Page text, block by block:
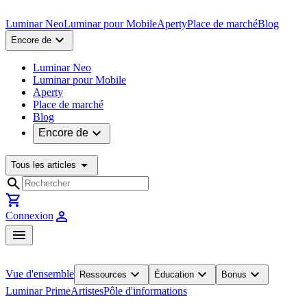
Luminar NeoLuminar pour MobileApertyPlace de marchéBlog
Encore de expand_more
Luminar Neo
Luminar pour Mobile
Aperty
Place de marché
Blog
Encore de expand_more
Tous les articles arrow_drop_down
search
shopping_cart
Connexion person
menu
Vue d'ensemble Ressources expand_more Éducation expand_more Bonus expand_more
Luminar PrimeArtistesPôle d'informations